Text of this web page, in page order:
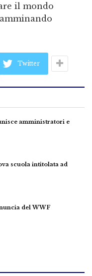
il mondo
Twitter
amministratori e
scuola intitolata ad
del WWF